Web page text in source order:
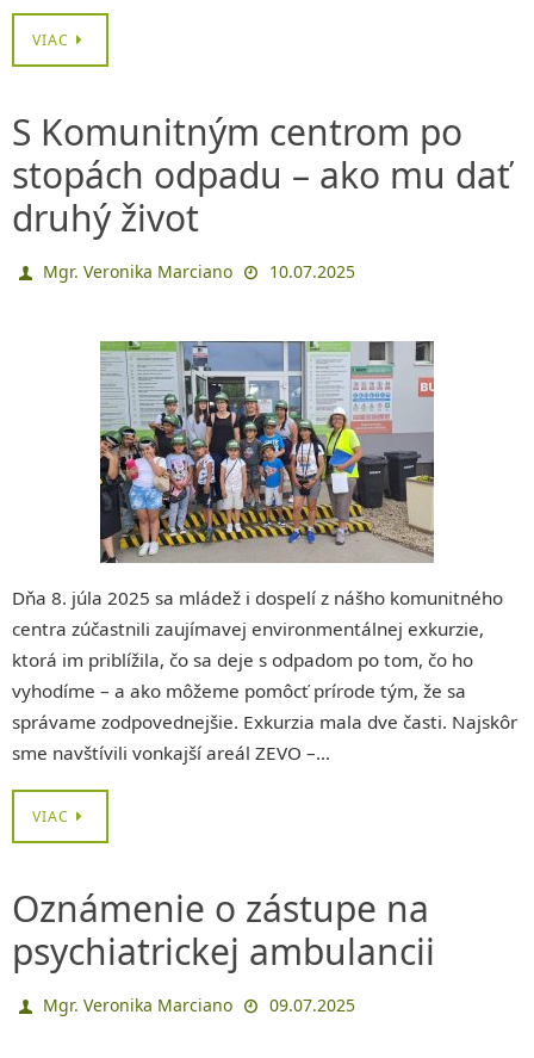
VIAC
S Komunitným centrom po
stopách odpadu – ako mu dať
druhý život
Mgr. Veronika Marciano 10.07.2025
Dňa 8. júla 2025 sa mládež i dospelí z nášho komunitného
centra zúčastnili zaujímavej environmentálnej exkurzie,
ktorá im priblížila, čo sa deje s odpadom po tom, čo ho
vyhodíme – a ako môžeme pomôcť prírode tým, že sa
správame zodpovednejšie. Exkurzia mala dve časti. Najskôr
sme navštívili vonkajší areál ZEVO –…
VIAC
Oznámenie o zástupe na
psychiatrickej ambulancii
Mgr. Veronika Marciano 09.07.2025